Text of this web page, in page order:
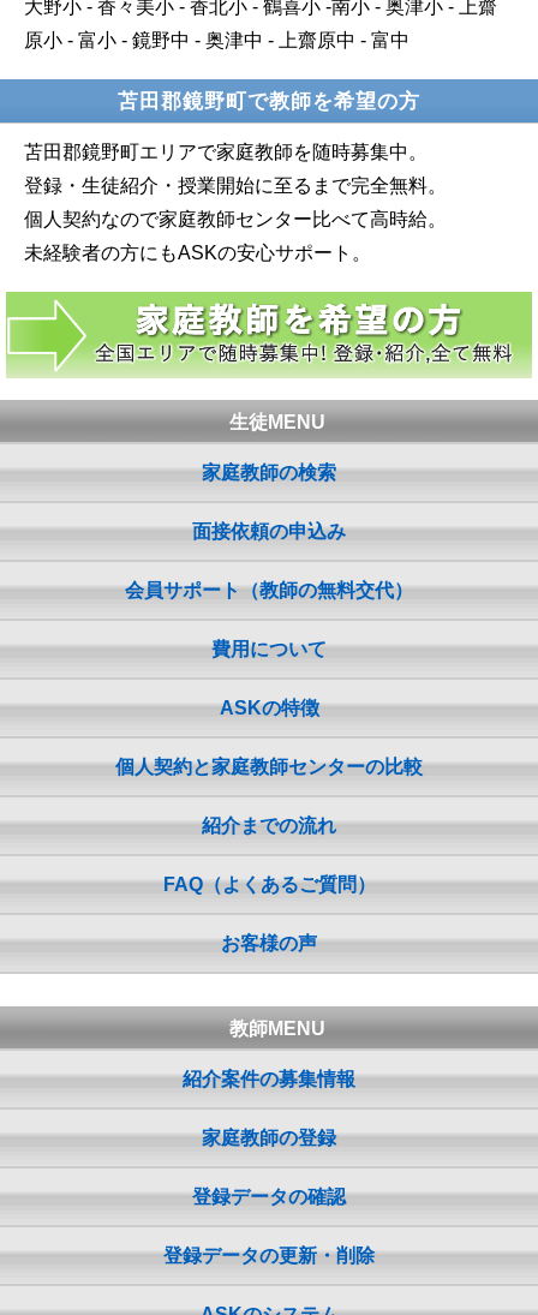
大野小 - 香々美小 - 香北小 - 鶴喜小 -南小 - 奥津小 - 上齋
原小 - 富小 - 鏡野中 - 奥津中 - 上齋原中 - 富中
苫田郡鏡野町で教師を希望の方
苫田郡鏡野町エリアで家庭教師を随時募集中。
登録・生徒紹介・授業開始に至るまで完全無料。
個人契約なので家庭教師センター比べて高時給。
未経験者の方にもASKの安心サポート。
生徒MENU
家庭教師の検索
面接依頼の申込み
会員サポート（教師の無料交代）
費用について
ASKの特徴
個人契約と家庭教師センターの比較
紹介までの流れ
FAQ（よくあるご質問）
お客様の声
教師MENU
紹介案件の募集情報
家庭教師の登録
登録データの確認
登録データの更新・削除